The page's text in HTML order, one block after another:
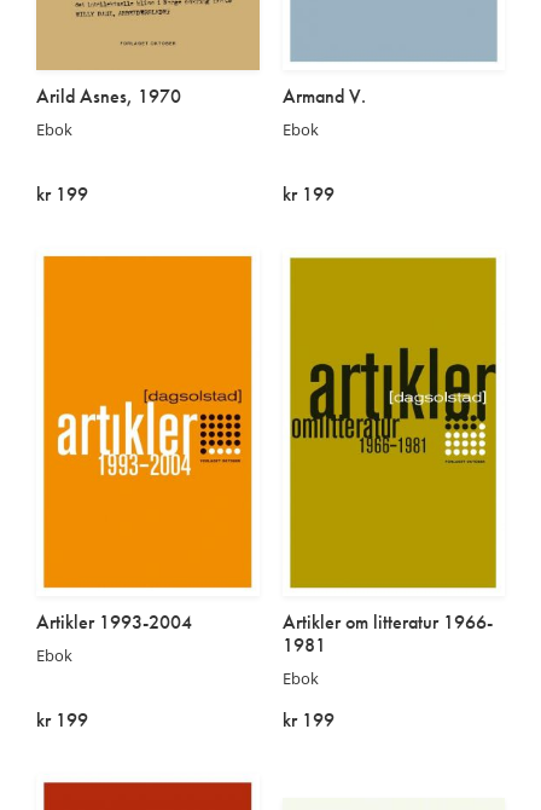
Arild Asnes, 1970
Ebok
kr 199
Armand V.
Ebok
kr 199
Artikler 1993-2004
Ebok
kr 199
Artikler om litteratur 1966-
1981
Ebok
kr 199